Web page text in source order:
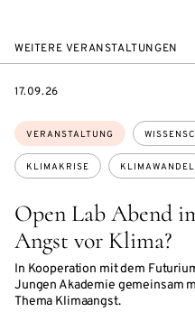
WEITERE VERANSTALTUNGEN
Open Lab Abend
Angst vor Klima?
In Kooperation mit dem
Jungen Akademie gemeinsam
Thema Klimaangst.
Themen:
VERANSTALTUNG
KLIMAKRISE KLIMAWANDEL
EVENTBEGINSON
17.09.26